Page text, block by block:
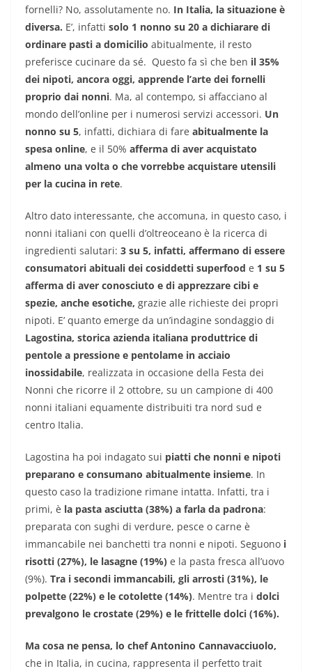
fornelli? No, assolutamente no. In Italia, la situazione è
diversa. E’, infatti solo 1 nonno su 20 a dichiarare di
ordinare pasti a domicilio abitualmente, il resto
preferisce cucinare da sé. Questo fa sì che ben il 35%
dei nipoti, ancora oggi, apprende l’arte dei fornelli
proprio dai nonni. Ma, al contempo, si affacciano al
mondo dell’online per i numerosi servizi accessori. Un
nonno su 5, infatti, dichiara di fare abitualmente la
spesa online, e il 50% afferma di aver acquistato
almeno una volta o che vorrebbe acquistare utensili
per la cucina in rete.
Altro dato interessante, che accomuna, in questo caso, i
nonni italiani con quelli d’oltreoceano è la ricerca di
ingredienti salutari: 3 su 5, infatti, affermano di essere
consumatori abituali dei cosiddetti superfood e 1 su 5
afferma di aver conosciuto e di apprezzare cibi e
spezie, anche esotiche, grazie alle richieste dei propri
nipoti. E’ quanto emerge da un’indagine sondaggio di
Lagostina, storica azienda italiana produttrice di
pentole a pressione e pentolame in acciaio
inossidabile, realizzata in occasione della Festa dei
Nonni che ricorre il 2 ottobre, su un campione di 400
nonni italiani equamente distribuiti tra nord sud e
centro Italia.
Lagostina ha poi indagato sui piatti che nonni e nipoti
preparano e consumano abitualmente insieme. In
questo caso la tradizione rimane intatta. Infatti, tra i
primi, è la pasta asciutta (38%) a farla da padrona:
preparata con sughi di verdure, pesce o carne è
immancabile nei banchetti tra nonni e nipoti. Seguono i
risotti (27%), le lasagne (19%) e la pasta fresca all’uovo
(9%). Tra i secondi immancabili, gli arrosti (31%), le
polpette (22%) e le cotolette (14%). Mentre tra i dolci
prevalgono le crostate (29%) e le frittelle dolci (16%).
Ma cosa ne pensa, lo chef Antonino Cannavacciuolo,
che in Italia, in cucina, rappresenta il perfetto trait